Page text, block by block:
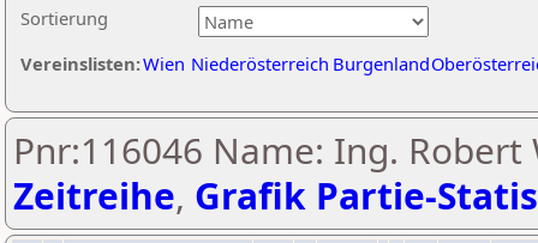
Sortierung
Vereinslisten:Wien Niederösterreich Burgenland
Pnr:116046 Name: Ing. Robert
Zeitreihe, Grafik Partie-